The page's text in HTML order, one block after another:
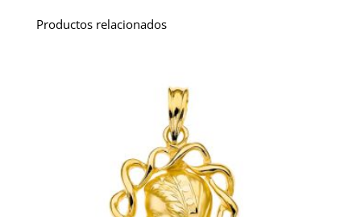
Productos relacionados